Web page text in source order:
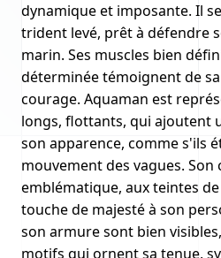
dynamique et imposante. Il
trident levé, prêt à défendre
marin. Ses muscles bien
déterminée témoignent de
courage. Aquaman est
longs, flottants, qui ajoutent
son apparence, comme s'ils
mouvement des vagues. Son
emblématique, aux teintes
touche de majesté à son
son armure sont bien
motifs qui ornent sa tenue,